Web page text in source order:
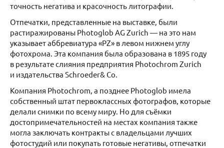
точность негатива и красочность литографии.
Отпечатки, представленные на выставке, были
растиражированы Photoglob AG Zurich — на это нам
указывает аббревиатура «PZ» в левом нижнем углу
фотохрома. Эта компания была образована в 1895 году
в результате слияния предприятия Photochrom Zurich
и издательства Schroeder& Co.
Компания Photochrom, а позднее Photoglob имела
собственный штат первоклассных фотографов, которые
делали снимки по всему миру. Но для съёмки
достопримечательностей на местах компания также
могла заключать контракты с владельцами лучших
фотостудий или покупать готовые негативы, отпечатки